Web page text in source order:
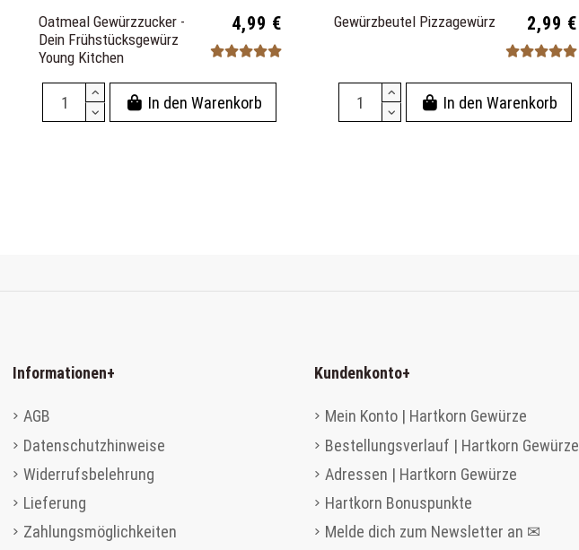
Oatmeal Gewürzzucker -
Dein Frühstücksgewürz
Young Kitchen
4,99 €
In den Warenkorb
Gewürzbeutel Pizzagewürz 2,99 €
In den Warenkorb
Informationen+
AGB
Datenschutzhinweise
Widerrufsbelehrung
Lieferung
Zahlungsmöglichkeiten
Kundenkonto+
Mein Konto | Hartkorn Gewürze
Bestellungsverlauf | Hartkorn Gewürze
Adressen | Hartkorn Gewürze
Hartkorn Bonuspunkte
Melde dich zum Newsletter an ✉